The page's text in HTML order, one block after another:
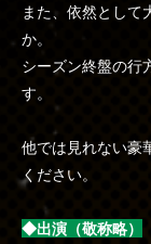
また、依然として
か。
シーズン終盤の行
す。
他では見れない豪
ください。
◆出演（敬称略）